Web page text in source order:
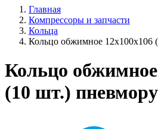
Главная
Компрессоры и запчасти
Кольца
Кольцо обжимное 12х100х106
Кольцо обжимное
(10 шт.)